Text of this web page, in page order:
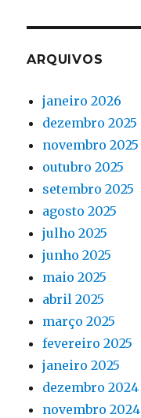
ARQUIVOS
janeiro 2026
dezembro 2025
novembro 2025
outubro 2025
setembro 2025
agosto 2025
julho 2025
junho 2025
maio 2025
abril 2025
março 2025
fevereiro 2025
janeiro 2025
dezembro 2024
novembro 2024